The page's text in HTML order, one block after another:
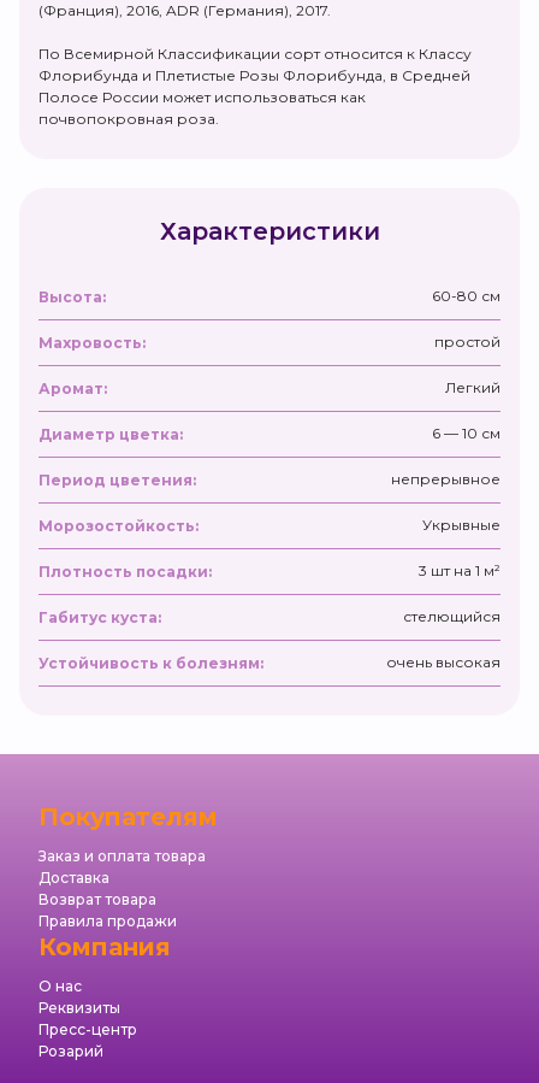
(Франция), 2016, ADR (Германия), 2017.
По Всемирной Классификации сорт относится к Классу
Флорибунда и Плетистые Розы Флорибунда, в Средней
Полосе России может использоваться как
почвопокровная роза.
Характеристики
Высота: 60-80 см
Махровость: простой
Аромат: Легкий
Диаметр цветка: 6 — 10 см
Период цветения: непрерывное
Морозостойкость: Укрывные
Плотность посадки: 3 шт на 1 м²
Габитус куста: стелющийся
Устойчивость к болезням: очень высокая
Покупателям
Заказ и оплата товара
Доставка
Возврат товара
Правила продажи
Компания
О нас
Реквизиты
Пресс-центр
Розарий